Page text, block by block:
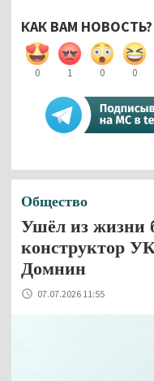
КАК ВАМ НОВОСТЬ?
0 1 0 0
Общество
Ушёл из жизни
конструктор
Домнин
07.07.2026 11:55